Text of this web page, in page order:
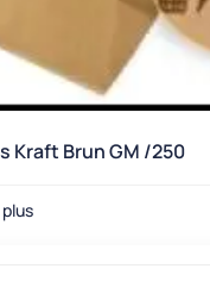
Kraft Brun GM /250